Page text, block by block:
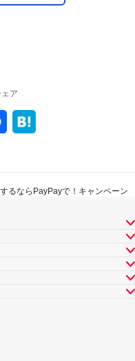
ア
るならPayPayで！キャンペーン